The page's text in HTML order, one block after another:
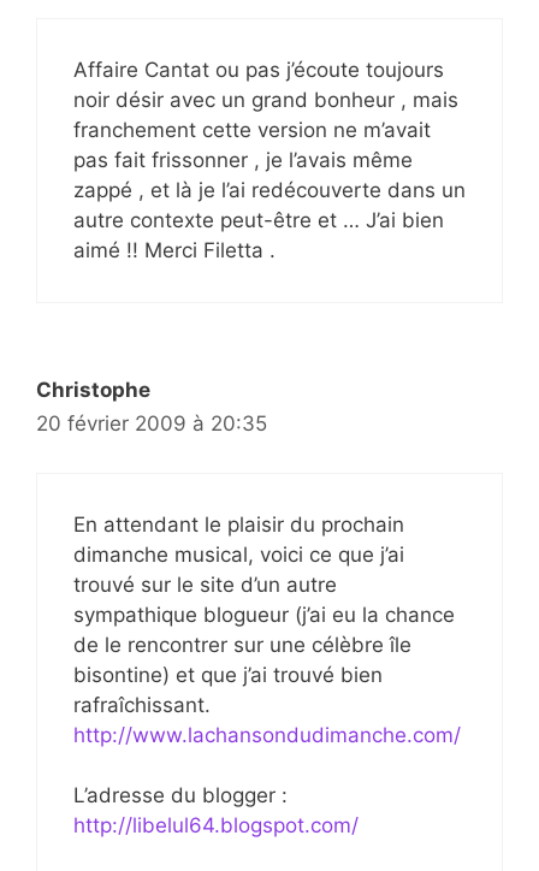
Affaire Cantat ou pas j’écoute toujours
noir désir avec un grand bonheur , mais
franchement cette version ne m’avait
pas fait frissonner , je l’avais même
zappé , et là je l’ai redécouverte dans un
autre contexte peut-être et … J’ai bien
aimé !! Merci Filetta .
Christophe
20 février 2009 à 20:35
En attendant le plaisir du prochain
dimanche musical, voici ce que j’ai
trouvé sur le site d’un autre
sympathique blogueur (j’ai eu la chance
de le rencontrer sur une célèbre île
bisontine) et que j’ai trouvé bien
rafraîchissant.
http://www.lachansondudimanche.com/
L’adresse du blogger :
http://libelul64.blogspot.com/